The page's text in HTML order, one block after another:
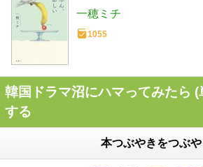
一穂ミチ
1055
韓国ドラマ沼にハマってみたら
する
本つぶやきをつぶや